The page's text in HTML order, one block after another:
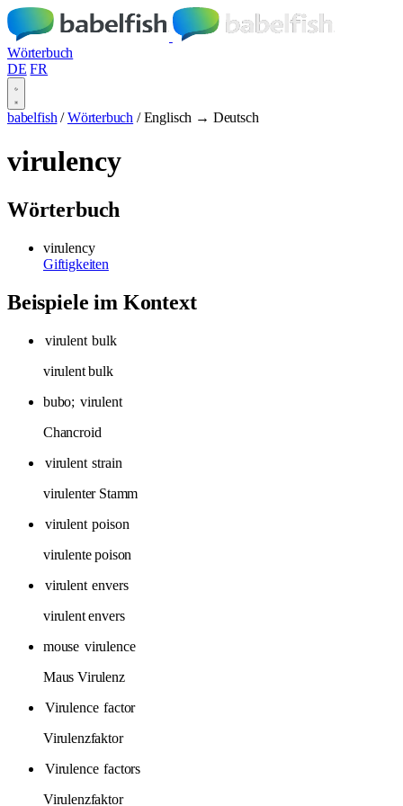
Wörterbuch
DE FR
babelfish / Wörterbuch / Englisch → Deutsch
virulency
Wörterbuch
virulency
Giftigkeiten
Beispiele im Kontext
virulent bulk
virulent bulk
bubo; virulent
Chancroid
virulent strain
virulenter Stamm
virulent poison
virulente poison
virulent envers
virulent envers
mouse virulence
Maus Virulenz
Virulence factor
Virulenzfaktor
Virulence factors
Virulenzfaktor